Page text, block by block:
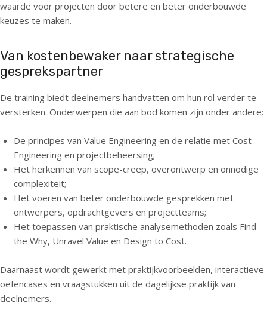
u
m
t
o
a
i
c
o
n
t
e
n
t
waarde voor projecten door betere en beter onderbouwde
keuzes te maken.
Van kostenbewaker naar strategische
gesprekspartner
De training biedt deelnemers handvatten om hun rol verder te
versterken. Onderwerpen die aan bod komen zijn onder andere:
De principes van Value Engineering en de relatie met Cost
Engineering en projectbeheersing;
Het herkennen van scope-creep, overontwerp en onnodige
complexiteit;
Het voeren van beter onderbouwde gesprekken met
ontwerpers, opdrachtgevers en projectteams;
Het toepassen van praktische analysemethoden zoals Find
the Why, Unravel Value en Design to Cost.
Daarnaast wordt gewerkt met praktijkvoorbeelden, interactieve
oefencases en vraagstukken uit de dagelijkse praktijk van
deelnemers.